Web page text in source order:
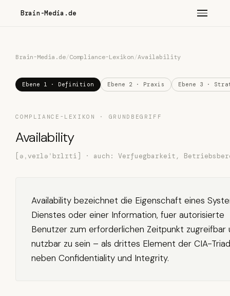
Brain-Media.de
Brain-Media.de/Compliance-Lexikon/Availability
Ebene 1 · Definition Ebene 2 · Praxis Ebene 3 ·
COMPLIANCE-LEXIKON · GRUNDBEGRIFF
Availability
[əˌveɪləˈbɪlɪti] · auch: Verfuegbarkeit,
Availability bezeichnet die Eigenschaft eines
Dienstes oder einer Information, fuer autorisierte
Benutzer zum erforderlichen Zeitpunkt zugreifbar
nutzbar zu sein – als drittes Element der CIA-Triad
neben Confidentiality und Integrity.